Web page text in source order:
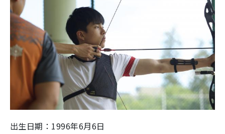
出生日期：1996年6月6日